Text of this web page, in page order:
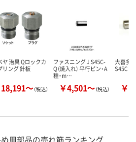
ヤ 治具 Qロックカ
リング 針板
～（税込）
ファスニング J S45C-
Q（焼入れ） 平行ピン・A
種・m…
￥4,501～（税込）
大喜多
S45C _3
￥
用部品の売れ筋ランキング